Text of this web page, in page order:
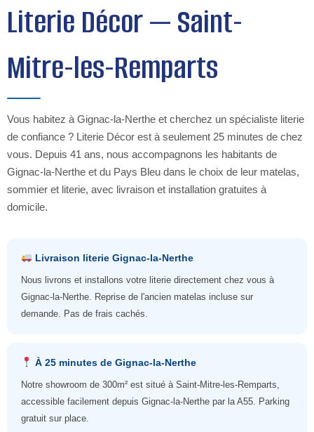
Literie Décor — Saint-
Mitre-les-Remparts
Vous habitez à Gignac-la-Nerthe et cherchez un spécialiste literie
de confiance ? Literie Décor est à seulement 25 minutes de chez
vous. Depuis 41 ans, nous accompagnons les habitants de
Gignac-la-Nerthe et du Pays Bleu dans le choix de leur matelas,
sommier et literie, avec livraison et installation gratuites à
domicile.
Livraison literie Gignac-la-Nerthe
Nous livrons et installons votre literie directement chez vous à
Gignac-la-Nerthe. Reprise de l'ancien matelas incluse sur
demande. Pas de frais cachés.
À 25 minutes de Gignac-la-Nerthe
Notre showroom de 300m² est situé à Saint-Mitre-les-Remparts,
accessible facilement depuis Gignac-la-Nerthe par la A55. Parking
gratuit sur place.